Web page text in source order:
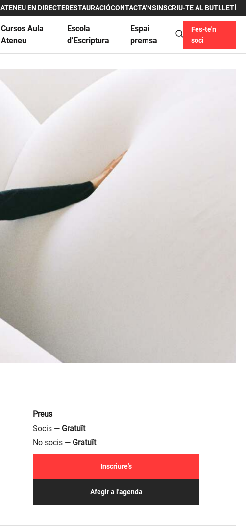
ATENEU EN DIRECTERESTAURACIÓCONTACTA’NSINSCRIU-TE AL BUTLLETÍ
Cursos Aula
Ateneu
Escola
d’Escriptura
Espai
premsa
Fes-te'n
soci
Preus
Socis — Gratuït
No socis — Gratuït
Inscriure's
Afegir a l'agenda